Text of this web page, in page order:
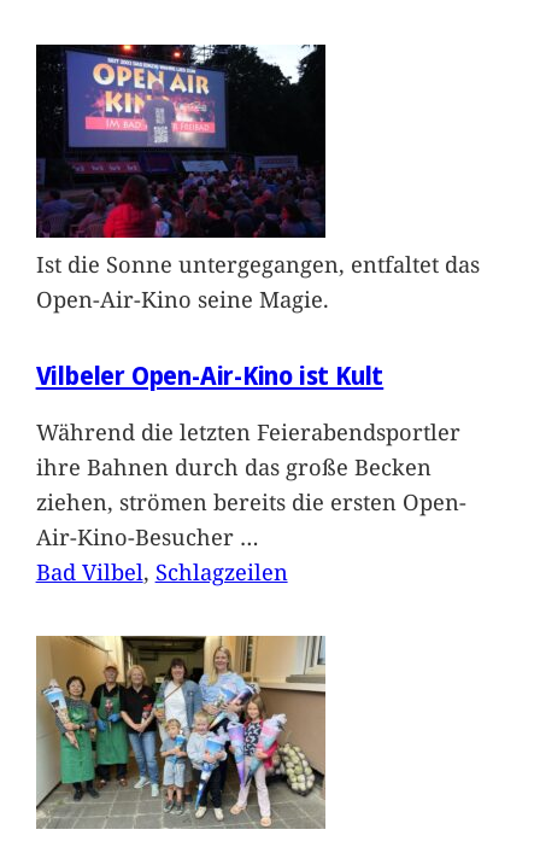
Ist die Sonne untergegangen, entfaltet das
Open-Air-Kino seine Magie.
Vilbeler Open-Air-Kino ist Kult
Während die letzten Feierabendsportler
ihre Bahnen durch das große Becken
ziehen, strömen bereits die ersten Open-
Air-Kino-Besucher …
Bad Vilbel, Schlagzeilen